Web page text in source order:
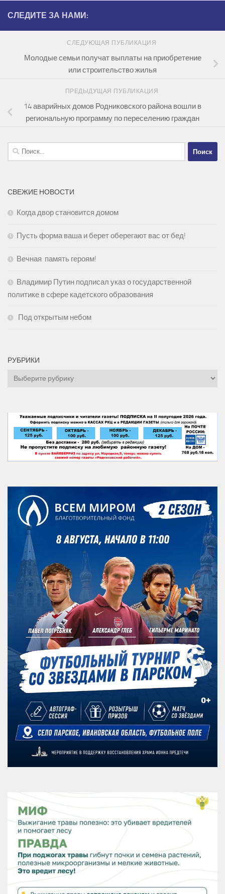
СЛЕДИТЕ ЗА НАМИ:
СЛЕДУЮЩАЯ ПУБЛИКАЦИЯ
Молодые семьи получат выплаты на приобретение
или строительство жилья
ПРЕДЫДУЩАЯ ПУБЛИКАЦИЯ
14 аварийных домов Родниковского района вошли в
региональную программу по переселению граждан
Найти:
СВЕЖИЕ НОВОСТИ
Когда двор становится домом
Пусть форма ваша и берет оберегают вас от бед!
Вечная память героям!
Владимир Путин подписал указ о государственной
политике в сфере кадетского образования
Под открытым небом
РУБРИКИ
Рубрики